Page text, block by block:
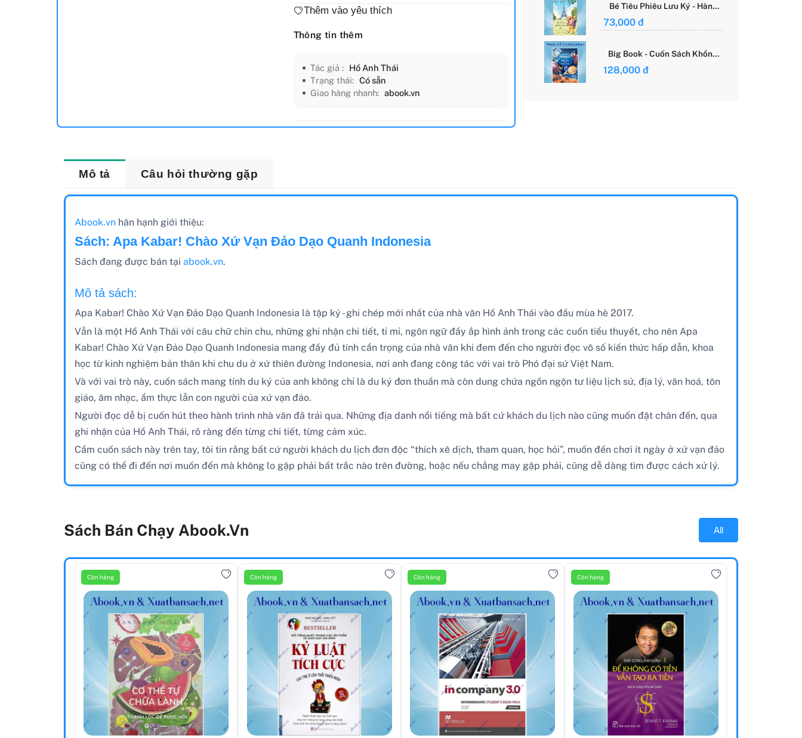
Thêm vào yêu thích
Thông tin thêm
Tác giả : Hồ Anh Thái
Trạng thái: Có sẵn
Giao hàng nhanh: abook.vn
Bé Tiêu Phiêu Lưu Ký - Hành
Giới Của Cô Gái Việt
73,000 đ
Big Book - Cuốn Sách Khổng
Hành Tinh (Tái Bản)
128,000 đ
Mô tả Câu hỏi thường gặp
Abook.vnhân hạnh giới thiệu:
Sách: Apa Kabar! Chào Xứ Vạn Đảo Dạo Quanh Indonesia
Sách đang được bán tại abook.vn.
Mô tả sách:
Apa Kabar! Chào Xứ Vạn Đảo Dạo Quanh Indonesia là tập ký - ghi chép mới nhất của nhà văn Hồ Anh Thái vào đầu mùa hè 2017.
Vẫn là một Hồ Anh Thái với câu chữ chỉn chu, những ghi nhận chi tiết, tỉ mỉ, ngôn ngữ đầy ắp hình ảnh trong các cuốn tiểu thuyết, cho nên Apa
Kabar! Chào Xứ Vạn Đảo Dạo Quanh Indonesia mang đầy đủ tính cẩn trọng của nhà văn khi đem đến cho người đọc vô số kiến thức hấp dẫn, khoa
học từ kinh nghiệm bản thân khi chu du ở xứ thiên đường Indonesia, nơi anh đang công tác với vai trò Phó đại sứ Việt Nam.
Và với vai trò này, cuốn sách mang tính du ký của anh không chỉ là du ký đơn thuần mà còn dung chứa ngồn ngộn tư liệu lịch sử, địa lý, văn hoá, tôn
giáo, âm nhạc, ẩm thực lẫn con người của xứ vạn đảo.
Người đọc dễ bị cuốn hút theo hành trình nhà văn đã trải qua. Những địa danh nổi tiếng mà bất cứ khách du lịch nào cũng muốn đặt chân đến, qua
ghi nhận của Hồ Anh Thái, rõ ràng đến từng chi tiết, từng cảm xúc.
Cầm cuốn sách này trên tay, tôi tin rằng bất cứ người khách du lịch đơn độc “thích xê dịch, tham quan, học hỏi”, muốn đến chơi ít ngày ở xứ vạn đảo
cũng có thể đi đến nơi muốn đến mà không lo gặp phải bất trắc nào trên đường, hoặc nếu chẳng may gặp phải, cũng dễ dàng tìm được cách xử lý.
Sách Bán Chạy Abook.vn All
Còn hàng Còn hàng Còn hàng Còn hàng